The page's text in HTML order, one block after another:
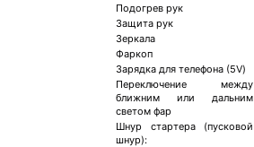
Подогрев рук
Защита рук
Зеркала
Фaркоп
Зарядка для телефона (5V)
Переключение между
ближним или дальним
светом фар
Шнур стартера (пусковой
шнур):